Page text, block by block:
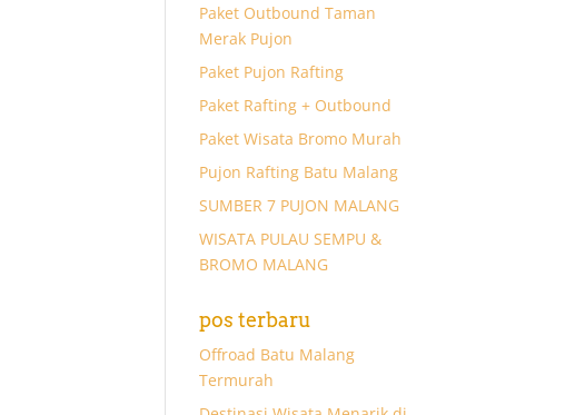
Paket Outbound Taman
Merak Pujon
Paket Pujon Rafting
Paket Rafting + Outbound
Paket Wisata Bromo Murah
Pujon Rafting Batu Malang
SUMBER 7 PUJON MALANG
WISATA PULAU SEMPU &
BROMO MALANG
pos terbaru
Offroad Batu Malang
Termurah